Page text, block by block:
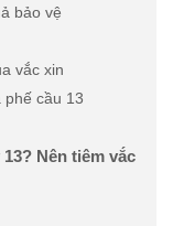
bảo vệ
vắc xin
phế cầu 13
Nên tiêm vắc